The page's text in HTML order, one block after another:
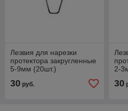
Лезвия для нарезки
протектора закругленные
5-9мм (20шт.)
30 руб.
2-
30